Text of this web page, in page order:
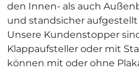
den Innen- als auch
und standsicher
Unsere Kundenstopper
Klappaufsteller oder mit
können mit oder ohne